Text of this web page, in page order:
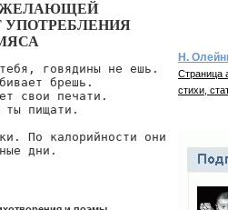
ЖЕЛАЮЩЕЙ
УПОТРЕБЛЕНИЯ
говядины не ешь.
брешь.
свои печати.
ты пищати.
По калорийности они
дни.
Н.
Страница
стихи,